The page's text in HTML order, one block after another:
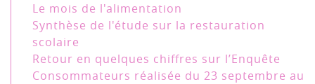
Le mois de l'alimentation
Synthèse de l'étude sur la restauration
scolaire
Retour en quelques chiffres sur l’Enquête
Consommateurs réalisée du 23 septembre au